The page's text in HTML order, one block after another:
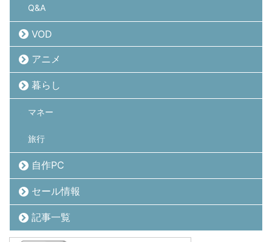
Q&A
VOD
アニメ
暮らし
マネー
旅行
自作PC
セール情報
記事一覧